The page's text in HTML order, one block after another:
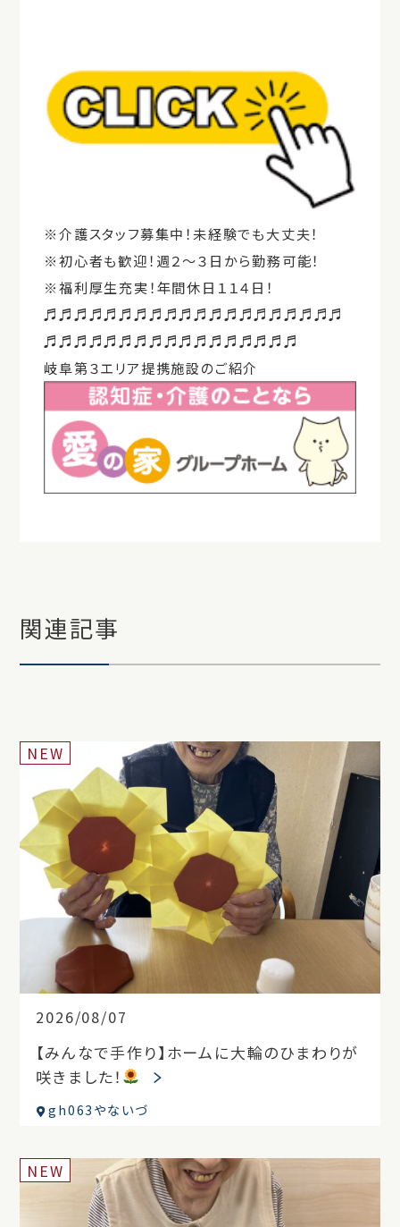
※介護スタッフ募集中！未経験でも大丈夫！
※初心者も歓迎！週２～３日から勤務可能！
※福利厚生充実！年間休日１１４日！
♬♬♬♬♬♬♬♬♬♬♬♬♬♬♬♬♬♬♬♬
♬♬♬♬♬♬♬♬♬♬♬♬♬♬♬♬♬
岐阜第３エリア提携施設のご紹介
関連記事
2026/08/07
NEW
【みんなで手作り】ホームに大輪のひまわりが
咲きました！
gh063やないづ
NEW